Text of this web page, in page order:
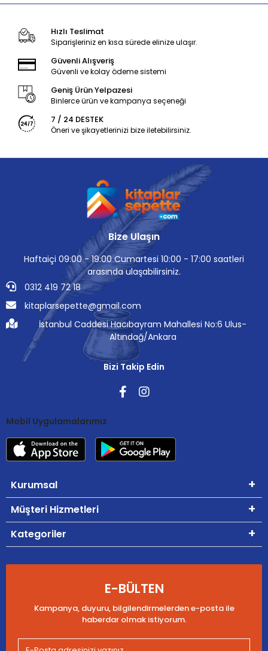
Hızlı Teslimat
Siparişleriniz en kısa sürede elinize ulaşır.
Güvenli Alışveriş
Güvenli ve kolay ödeme sistemi
Geniş Ürün Yelpazesi
Binlerce ürün ve kampanya seçeneği
7 / 24 DESTEK
Öneri ve şikayetlerinizi bize iletebilirsiniz.
Bize Ulaşın
Haftaiçi 09:00 - 19:00 Cumartesi 10:00 - 17:00 saatleri
arasında ulaşabilirsiniz.
0312 419 72 18
kitaplarsepette@gmail.com
İstanbul Caddesi Hacıbayram Mahallesi No:6 Ulus-
Altındağ/Ankara
Bizi Takip Edin
Mobil Uygulamalarımız
Kurumsal
Müşteri Hizmetleri
Kategoriler
E-BÜLTEN
Kampanya, duyuru, bilgilendirmelerden e-posta ile
haberdar olmak istiyorum.